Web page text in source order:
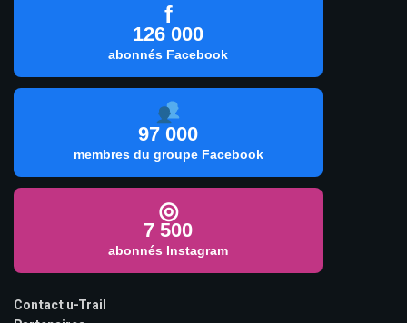
f
126 000
abonnés Facebook
97 000
membres du groupe Facebook
◎
7 500
abonnés Instagram
Contact u-Trail